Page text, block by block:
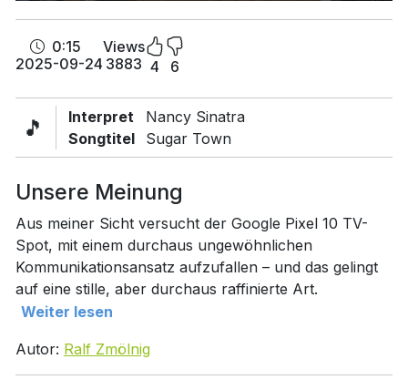
0:15
2025-09-24
Views
3883 4 6
🎵
Interpret
Songtitel
Nancy Sinatra
Sugar Town
Unsere Meinung
Aus meiner Sicht versucht der Google Pixel 10 TV-
Spot, mit einem durchaus ungewöhnlichen
Kommunikationsansatz aufzufallen – und das gelingt
auf eine stille, aber durchaus raffinierte Art.
Weiter lesen
Autor: Ralf Zmölnig